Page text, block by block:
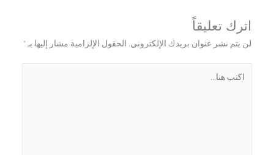
اترك تعليقاً
لن يتم نشر عنوان بريدك الإلكتروني. الحقول الإلزامية مشار إليها بـ *
هنا...